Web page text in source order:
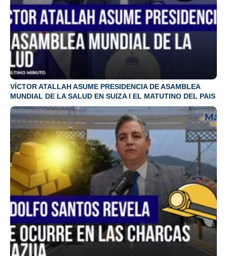
VÍCTOR ATALLAH ASUME PRESIDENCIA DE ASAMBLEA
MUNDIAL DE LA SALUD EN SUIZA I EL MATUTINO DEL PAIS